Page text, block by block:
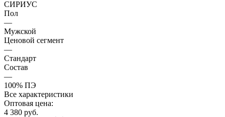
СИРИУС
Пол
—
Мужской
Ценовой сегмент
—
Стандарт
Состав
—
100% ПЭ
Все характеристики
Оптовая цена:
4 380 руб.